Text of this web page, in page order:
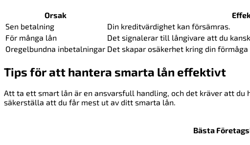
Orsak
Sen betalning
Din kreditvärdighet kan försämras.
För många lån
Det signalerar till långivare att du
Oregelbundna inbetalningar Det skapar osäkerhet kring din
Tips för att hantera smarta lån effektivt
Att ta ett smart lån är en ansvarsfull handling, och det kräver att
säkerställa att du får mest ut av ditt smarta lån.
Bästa